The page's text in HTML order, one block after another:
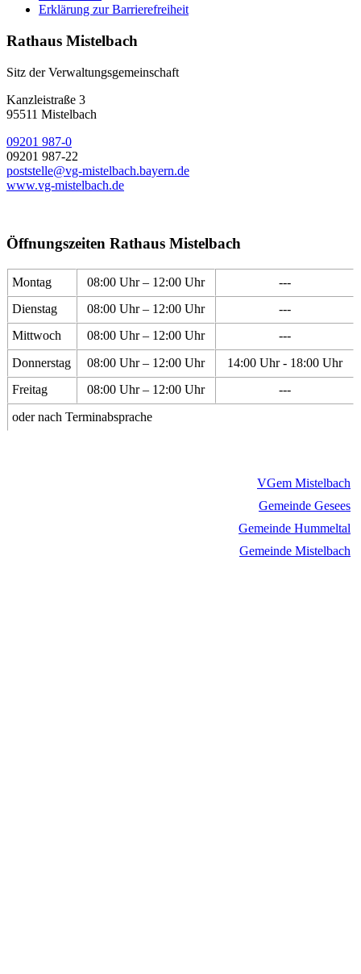
Erklärung zur Barrierefreiheit
Rathaus Mistelbach
Sitz der Verwaltungsgemeinschaft
Kanzleistraße 3
95511 Mistelbach
09201 987-0
09201 987-22
poststelle@vg-mistelbach.bayern.de
www.vg-mistelbach.de
Öffnungszeiten Rathaus Mistelbach
Montag 08:00 Uhr – 12:00 Uhr
---
Dienstag
08:00 Uhr – 12:00 Uhr
---
Mittwoch
08:00 Uhr – 12:00 Uhr
---
Donnerstag
08:00 Uhr – 12:00 Uhr
14:00 Uhr - 18:00 Uhr
Freitag
08:00 Uhr – 12:00 Uhr
---
oder nach Terminabsprache
VGem Mistelbach
Gemeinde Gesees
Gemeinde Hummeltal
Gemeinde Mistelbach